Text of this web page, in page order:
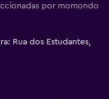
por momondo
Rua dos Estudantes,